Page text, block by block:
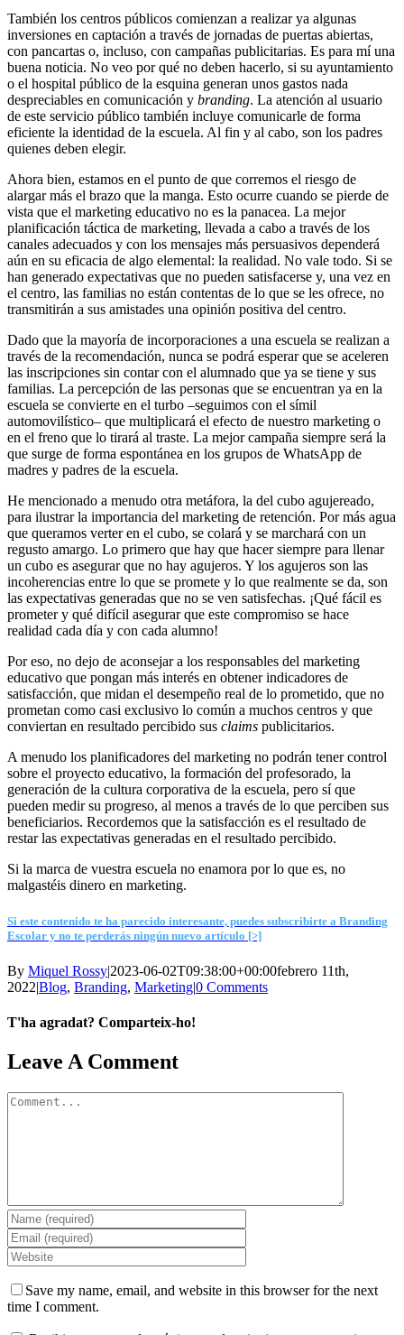
También los centros públicos comienzan a realizar ya algunas
inversiones en captación a través de jornadas de puertas abiertas,
con pancartas o, incluso, con campañas publicitarias. Es para mí una
buena noticia. No veo por qué no deben hacerlo, si su ayuntamiento
o el hospital público de la esquina generan unos gastos nada
despreciables en comunicación y branding. La atención al usuario
de este servicio público también incluye comunicarle de forma
eficiente la identidad de la escuela. Al fin y al cabo, son los padres
quienes deben elegir.
Ahora bien, estamos en el punto de que corremos el riesgo de
alargar más el brazo que la manga. Esto ocurre cuando se pierde de
vista que el marketing educativo no es la panacea. La mejor
planificación táctica de marketing, llevada a cabo a través de los
canales adecuados y con los mensajes más persuasivos dependerá
aún en su eficacia de algo elemental: la realidad. No vale todo. Si se
han generado expectativas que no pueden satisfacerse y, una vez en
el centro, las familias no están contentas de lo que se les ofrece, no
transmitirán a sus amistades una opinión positiva del centro.
Dado que la mayoría de incorporaciones a una escuela se realizan a
través de la recomendación, nunca se podrá esperar que se aceleren
las inscripciones sin contar con el alumnado que ya se tiene y sus
familias. La percepción de las personas que se encuentran ya en la
escuela se convierte en el turbo –seguimos con el símil
automovilístico– que multiplicará el efecto de nuestro marketing o
en el freno que lo tirará al traste. La mejor campaña siempre será la
que surge de forma espontánea en los grupos de WhatsApp de
madres y padres de la escuela.
He mencionado a menudo otra metáfora, la del cubo agujereado,
para ilustrar la importancia del marketing de retención. Por más agua
que queramos verter en el cubo, se colará y se marchará con un
regusto amargo. Lo primero que hay que hacer siempre para llenar
un cubo es asegurar que no hay agujeros. Y los agujeros son las
incoherencias entre lo que se promete y lo que realmente se da, son
las expectativas generadas que no se ven satisfechas. ¡Qué fácil es
prometer y qué difícil asegurar que este compromiso se hace
realidad cada día y con cada alumno!
Por eso, no dejo de aconsejar a los responsables del marketing
educativo que pongan más interés en obtener indicadores de
satisfacción, que midan el desempeño real de lo prometido, que no
prometan como casi exclusivo lo común a muchos centros y que
conviertan en resultado percibido sus claims publicitarios.
A menudo los planificadores del marketing no podrán tener control
sobre el proyecto educativo, la formación del profesorado, la
generación de la cultura corporativa de la escuela, pero sí que
pueden medir su progreso, al menos a través de lo que perciben sus
beneficiarios. Recordemos que la satisfacción es el resultado de
restar las expectativas generadas en el resultado percibido.
Si la marca de vuestra escuela no enamora por lo que es, no
malgastéis dinero en marketing.
Si este contenido te ha parecido interesante, puedes subscribirte a Branding
Escolar y no te perderás ningún nuevo artículo [>]
By Miquel Rossy|2023-06-02T09:38:00+00:00febrero 11th,
2022|Blog, Branding, Marketing|0 Comments
T'ha agradat? Comparteix-ho!
Facebook
X
LinkedIn
WhatsApp
Telegram
Email
Leave A Comment
Comment
Save my name, email, and website in this browser for the next
time I comment.